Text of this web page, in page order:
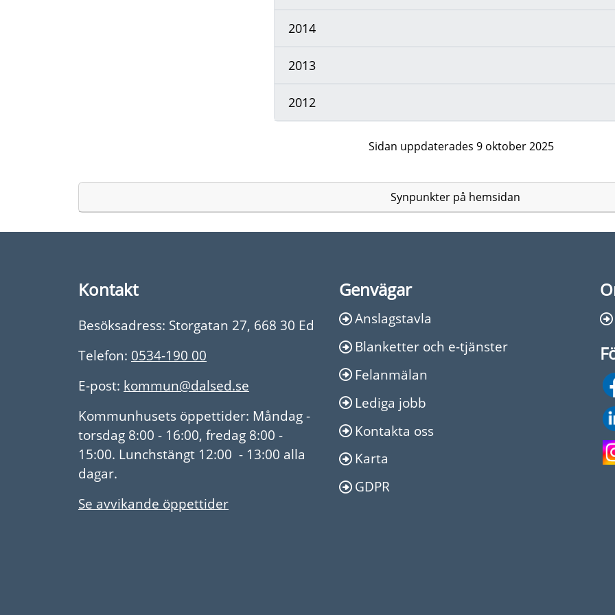
2014
2013
2012
Sidan uppdaterades 9 oktober 2025
Synpunkter på hemsidan
Kontakt
Besöksadress: Storgatan 27, 668 30 Ed
Telefon: 0534-190 00
E-post: kommun@dalsed.se
Kommunhusets öppettider: Måndag -
torsdag 8:00 - 16:00, fredag 8:00 -
15:00. Lunchstängt 12:00 - 13:00 alla
dagar.
Se avvikande öppettider
Genvägar
Anslagstavla
Blanketter och e-tjänster
Felanmälan
Lediga jobb
Kontakta oss
Karta
GDPR